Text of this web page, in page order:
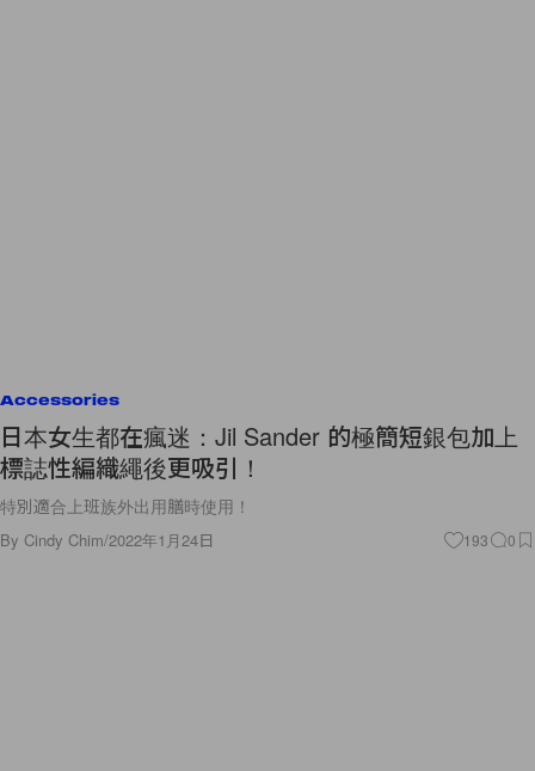
Accessories
日本女生都在瘋迷：Jil Sander 的極簡短銀包加上
標誌性編織繩後更吸引！
特別適合上班族外出用膳時使用！
By Cindy Chim/2022年1月24日 193 0